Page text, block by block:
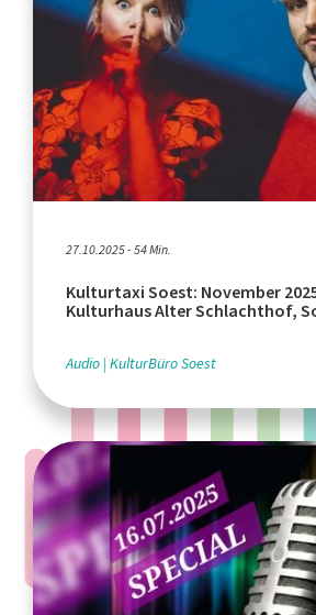
27.10.2025 - 54 Min.
Kulturtaxi Soest: November
Kulturhaus Alter Schlachthof,
Audio KulturBüro Soest